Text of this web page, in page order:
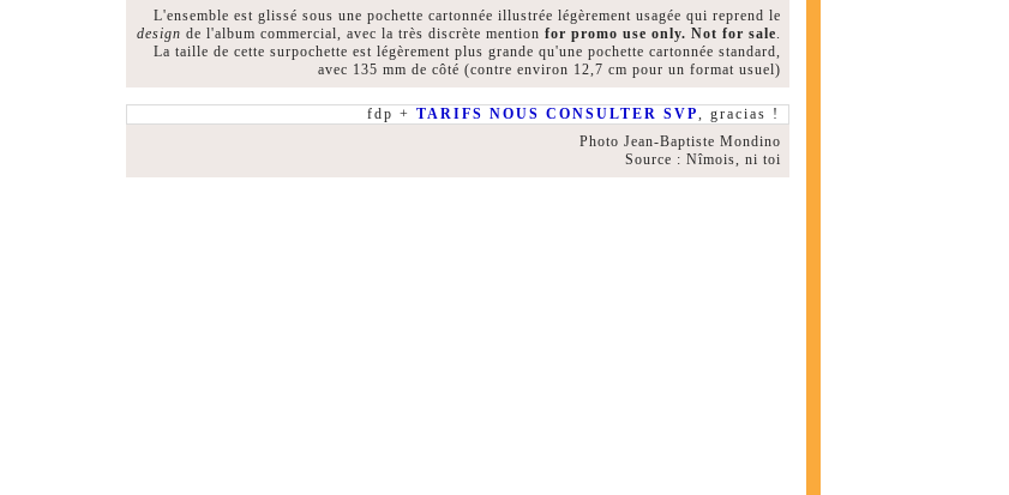
L'ensemble est glissé sous une pochette cartonnée illustrée légèrement usagée qui reprend le
design de l'album commercial, avec la très discrète mention for promo use only. Not for sale.
La taille de cette surpochette est légèrement plus grande qu'une pochette cartonnée standard,
avec 135 mm de côté (contre environ 12,7 cm pour un format usuel)
fdp + TARIFS NOUS CONSULTER SVP, gracias !
Photo Jean-Baptiste Mondino
Source : Nîmois, ni toi